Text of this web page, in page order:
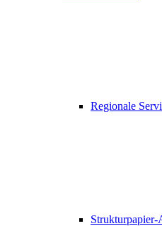
Regionale
Strukturpapier-